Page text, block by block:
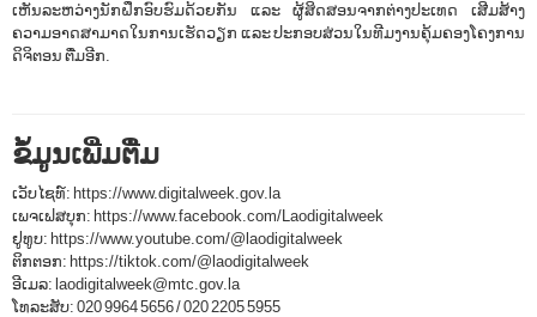
ເຫັນລະຫວ່າງນັກຝຶກອົບຮົມດ້ວຍກັນ ແລະ ຜູ້ສິດສອນຈາກຕ່າງປະເທດ ເສີມສ້າງ
ຄວາມອາດສາມາດໃນການເຮັດວຽກ ແລະ ປະກອບສ່ວນໃນທີມງານຄຸ້ມຄອງໂຄງການ
ດິຈິຕອນ ຕື່ມອີກ.
ຂໍ້ມູນເພີ່ມຕື່ມ
ເວັບໄຊທ໌: https://www.digitalweek.gov.la
ເພຈເຟສບຸກ: https://www.facebook.com/Laodigitalweek
ຢູທູບ: https://www.youtube.com/@laodigitalweek
ຕິກຕອກ: https://tiktok.com/@laodigitalweek
ອີເມລ: laodigitalweek@mtc.gov.la
ໂທລະສັບ: 020 9964 5656/020 2205 5955